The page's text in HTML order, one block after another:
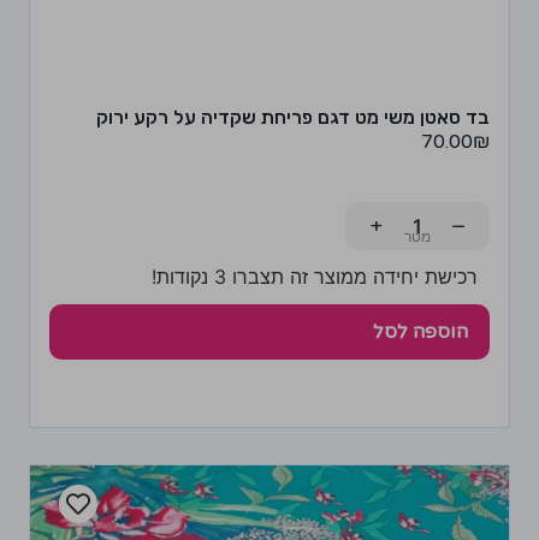
בד סאטן משי מט דגם פריחת שקדיה על רקע ירוק
70.00₪
−
+
רכישת יחידה ממוצר זה תצברו 3 נקודות!
הוספה לסל